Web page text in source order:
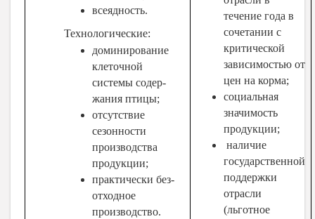
всеядность.
Технологические:
доминирование
клеточной
системы содер-
жания птицы;
отсутствие
сезонности
производства
продукции;
практически без-
отходное
производство.
течение года в
сочетании с
критической
зависимостью от
цен на корма;
социальная
значимость
продукции;
наличие
государственной
поддержки
отрасли
(льготное